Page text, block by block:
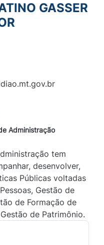
GASSER
Administração
tem
desenvolver,
Públicas voltadas
Gestão de
de Formação de
de Patrimônio.